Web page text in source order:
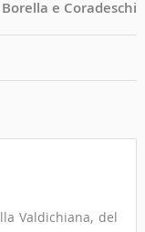
e Coradeschi
Valdichiana, del